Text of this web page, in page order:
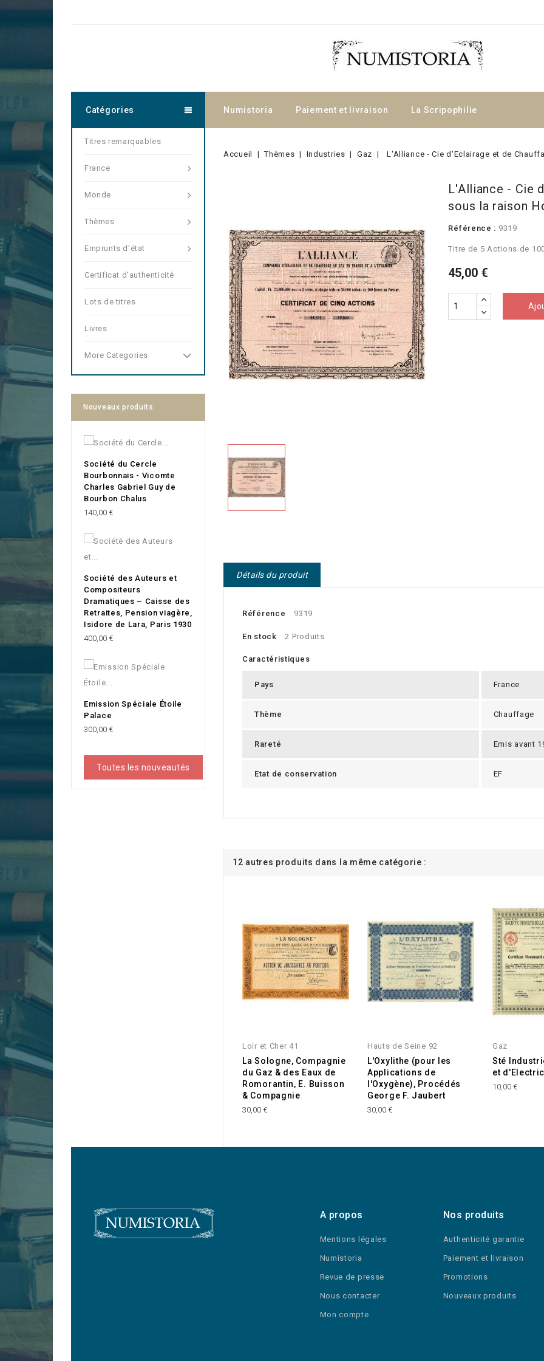
.
Numistoria Paiement et livraison La Scripophilie
Catégories
Titres remarquables
France
Monde
Thèmes
Emprunts d'état
Certificat d'authenticité
Lots de titres
Livres
More Categories
Nouveaux produits
Société du Cercle
Bourbonnais - Vicomte
Charles Gabriel Guy de
Bourbon Chalus
Prix
140,00 €
Société des Auteurs et
Compositeurs
Dramatiques – Caisse des
Retraites, Pension viagère,
Isidore de Lara, Paris 1930
Prix
400,00 €
Emission Spéciale Étoile
Palace
Prix
300,00 €
Toutes les nouveautés
Accueil Thèmes Industries Gaz L'Alliance - Cie d'Eclairage et de
L'Alliance - Cie
sous la raison
Référence : 9319
Titre de 5 Actions de
45,00 €
Détails du produit
Référence 9319
En stock 2 Produits
Caractéristiques
Pays France
Thème Chauffage
Rareté Emis avant
Etat de conservation EF
12 autres produits dans la même catégorie :
Loir et Cher 41
La Sologne, Compagnie
du Gaz & des Eaux de
Romorantin, E. Buisson
& Compagnie
30,00 €
Hauts de Seine 92
L'Oxylithe (pour les
Applications de
l'Oxygène), Procédés
George F. Jaubert
30,00 €
Gaz
Sté
et
10,00 €
A propos
Mentions légales
Numistoria
Revue de presse
Nous contacter
Mon compte
Nos produits
Authenticité garantie
Paiement et livraison
Promotions
Nouveaux produits